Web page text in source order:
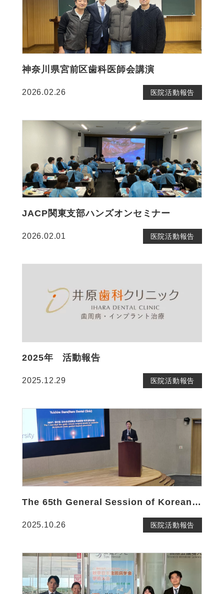
神奈川県宮前区歯科医師会講演
2026.02.26 医院活動報告
JACP関東支部ハンズオンセミナー
2026.02.01 医院活動報告
2025年 活動報告
2025.12.29 医院活動報告
The 65th General Session of Korean Academy of Periodontology
2025.10.26 医院活動報告